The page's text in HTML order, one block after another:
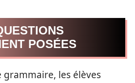
POSÉES
grammaire, les élèves